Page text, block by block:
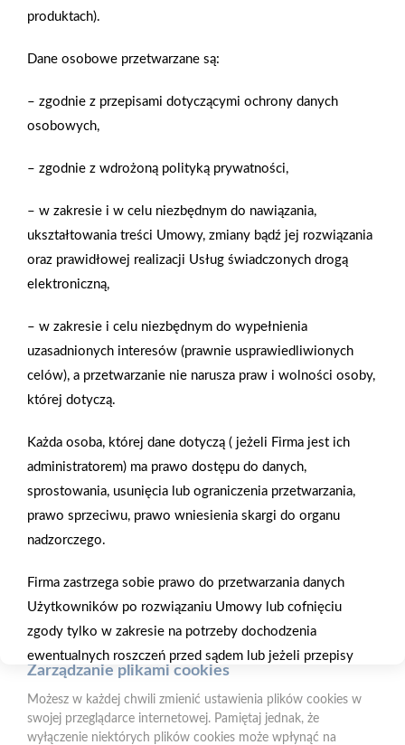
2025-12-31
Mrówka w Wyrzysku
Gwarancja jakości
naszych produktów
Zakupy w systemie
ratalnym
Oferujemy zakupy
telefoniczne
Zakupy
na terenie całej Polski
PSB Mrówka Tarnobrzeg
ul. Sikorskiego 86, 39-400 Tarnobrzeg
Telefon:15 823 91 70
E-mail:Formularz kontaktowy
NIP:8672253958
Strefa Klienta
produktach).
Dane osobowe przetwarzane są:
– zgodnie z przepisami dotyczącymi ochrony danych
osobowych,
– zgodnie z wdrożoną polityką prywatności,
– w zakresie i w celu niezbędnym do nawiązania,
ukształtowania treści Umowy, zmiany bądź jej rozwiązania
oraz prawidłowej realizacji Usług świadczonych drogą
elektroniczną,
– w zakresie i celu niezbędnym do wypełnienia
uzasadnionych interesów (prawnie usprawiedliwionych
celów), a przetwarzanie nie narusza praw i wolności osoby,
której dotyczą.
Każda osoba, której dane dotyczą ( jeżeli Firma jest ich
administratorem) ma prawo dostępu do danych,
sprostowania, usunięcia lub ograniczenia przetwarzania,
prawo sprzeciwu, prawo wniesienia skargi do organu
nadzorczego.
Firma zastrzega sobie prawo do przetwarzania danych
Użytkowników po rozwiązaniu Umowy lub cofnięciu
zgody tylko w zakresie na potrzeby dochodzenia
ewentualnych roszczeń przed sądem lub jeżeli przepisy
krajowe albo unijne bądź prawa międzynarodowego
obligują Firmę do retencji danych.
Polityka plików cookies
zapewnienia prawidłowego działania strony, poprawy komfortu
użytkowania oraz analizy ruchu na stronie.
Czym są pliki cookies?
użytkownika (komputerze, tablecie, smartfonie) podczas
korzystania z naszej strony internetowej. Pliki te mogą być
odczytywane przez nasz system oraz systemy zaufanych
partnerów, np. dostawców narzędzi analitycznych.
Do czego wykorzystujemy pliki cookies?
- zapewnić prawidłowe działanie strony i jej funkcjonalności,
preferencji użytkowników,
- prowadzić działania marketingowe i reklamowe.
Zarządzanie plikami cookies
Możesz w każdej chwili zmienić ustawienia plików cookies w
swojej przeglądarce internetowej. Pamiętaj jednak, że
wyłączenie niektórych plików cookies może wpłynąć na